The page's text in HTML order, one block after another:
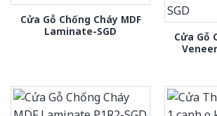
Cửa Gỗ Chống Cháy MDF
Laminate-SGD
Cửa Gỗ